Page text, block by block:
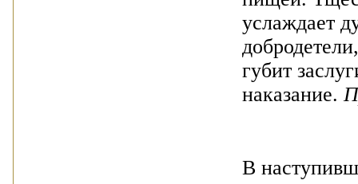
услаждает
губит
наказание.
В